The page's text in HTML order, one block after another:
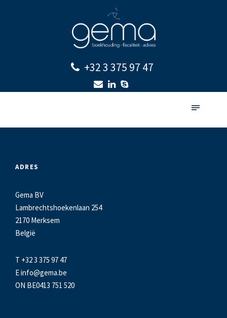
+32 3 375 97 47
ADRES
Gema BV
Lambrechtshoekenlaan 254
2170 Merksem
België
T +32 3 375 97 47
Einfo@gema.be
ON BE0413 751 520